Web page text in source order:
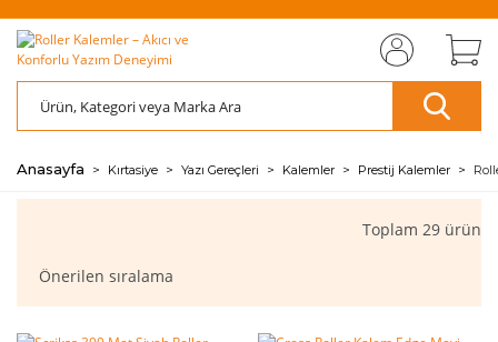
🖱️
KARGO
📦
AZ
ÖDE
💰
ZİYARET EDİN
KARGO
AZ
ÖDE
💰
Anasayfa Kırtasiye Yazı Gereçleri Kalemler Prestij Kalemler
Toplam 29 ürün